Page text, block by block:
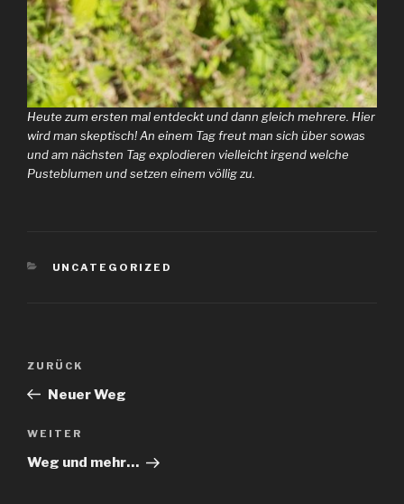
Heute zum ersten mal entdeckt und dann gleich mehrere. Hier
wird man skeptisch! An einem Tag freut man sich über sowas
und am nächsten Tag explodieren vielleicht irgend welche
Pusteblumen und setzen einem völlig zu.
KATEGORIEN
UNCATEGORIZED
Beitragsnavigation
Vorheriger
Beitrag
ZURÜCK
Neuer Weg
Nächster
Beitrag
WEITER
Weg und mehr…